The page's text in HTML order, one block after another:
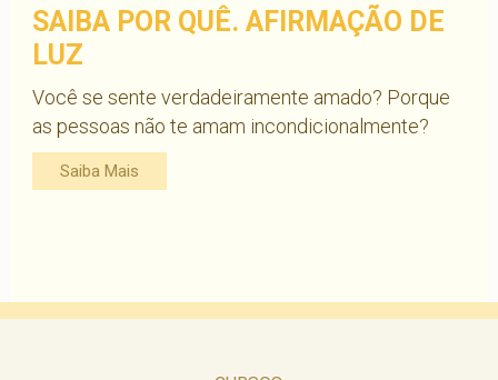
SAIBA POR QUÊ. AFIRMAÇÃO DE
LUZ
Você se sente verdadeiramente amado? Porque
as pessoas não te amam incondicionalmente?
Saiba Mais